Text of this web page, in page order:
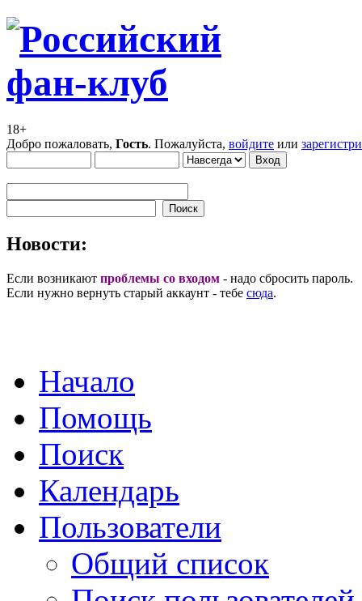
18+
Добро пожаловать, Гость. Пожалуйста, войдите или
Новости:
Если возникают проблемы со входом - надо сбросить пароль.
Если нужно вернуть старый аккаунт - тебе сюда.
Начало
Помощь
Поиск
Календарь
Пользователи
Общий список